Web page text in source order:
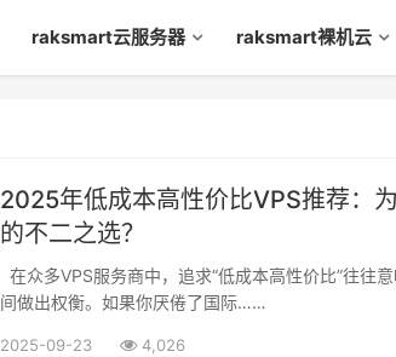
raksmart云服务器 raksmart裸机云
2025年低成本高性价比VPS推荐：
的不二之选？
在众多VPS服务商中，追求“低成本高性价比”往往
间做出权衡。如果你厌倦了国际……
2025-09-23 4,026